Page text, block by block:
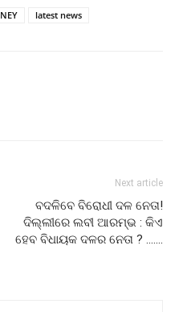
latest news
Next article
ବଦଳିବେ ବିରୋଧୀ ଦଳ ନେତା!
ଦିଲ୍ଲୀରେ ଲବୀ ଆରମ୍ଭ : କିଏ
ହେବ ବିଧାୟକ ଦଳର ନେତା ? …….